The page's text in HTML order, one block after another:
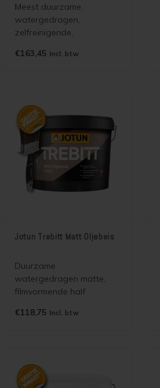
Meest duurzame,
watergedragen,
zelfreinigende,
matte beits voor binnen
onderhoudsintervallen
mogelijk maakt. Puur mat
en verbeterde versie van
Jotun Demidekk Ultimate
Hellmatt
€163,45 Incl. btw
Jotun Trebitt Matt Oljebeis
Duurzame
watergedragen matte,
filmvormende half
binnen en buiten. 2 in 1
Laat de structuur van het
hout zien.
€118,75 Incl. btw